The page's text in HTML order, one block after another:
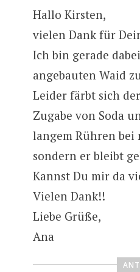
Hallo Kirsten,
vielen Dank für
Ich bin gerade
angebauten Waid
Leider färbt sich
Zugabe von Soda
langem Rühren
sondern er bleibt
Kannst Du mir da
Vielen Dank!!
Liebe Grüße,
Ana